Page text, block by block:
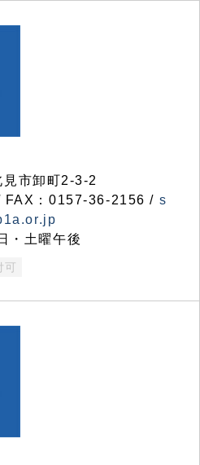
市卸町2-3-2
：0157-36-2156 / s
・土曜午後
可